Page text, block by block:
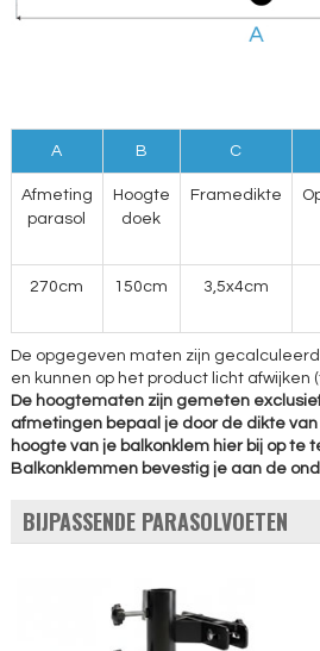
A B C
Afmeting
parasol
Hoogte
doek
Framedikte
270cm 150cm 3,5x4cm
De opgegeven maten zijn
en kunnen op het product licht afwijken
De hoogtematen zijn gemeten
afmetingen bepaal je door de dikte
hoogte van je balkonklem hier bij op te
Balkonklemmen bevestig je aan de
BIJPASSENDE PARASOLVOETEN